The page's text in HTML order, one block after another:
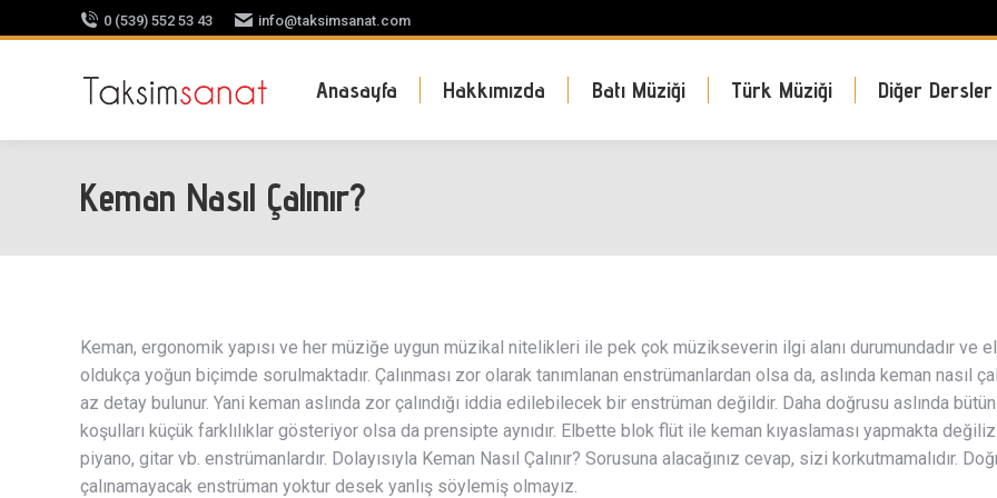
0 (539) 552 53 43 info@taksimsanat.com
Anasayfa Hakkımızda Batı Müziği Türk Müziği Diğer Dersler
Keman Nasıl Çalınır?
Keman, ergonomik yapısı ve her müziğe uygun müzikal nitelikleri ile pek çok müzikseverin ilgi alanı durumundadır ve
oldukça yoğun biçimde sorulmaktadır. Çalınması zor olarak tanımlanan enstrümanlardan olsa da, aslında keman nasıl
az detay bulunur. Yani keman aslında zor çalındığı iddia edilebilecek bir enstrüman değildir. Daha doğrusu aslında
koşulları küçük farklılıklar gösteriyor olsa da prensipte aynıdır. Elbette blok flüt ile keman kıyaslaması yapmakta
piyano, gitar vb. enstrümanlardır. Dolayısıyla Keman Nasıl Çalınır? Sorusuna alacağınız cevap, sizi korkutmamalıdır.
çalınamayacak enstrüman yoktur desek yanlış söylemiş olmayız.